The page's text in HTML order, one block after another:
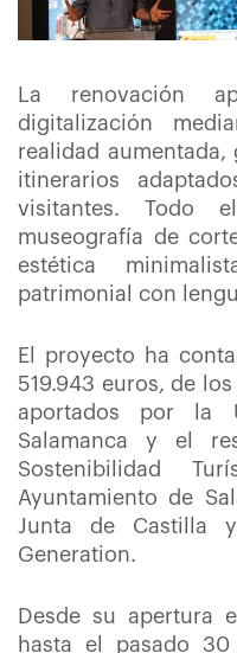
La renovación
digitalización
realidad
itinerarios
visitantes. Todo
museografía de
estética
patrimonial con
El proyecto ha
519.943 euros, de
aportados por la
Salamanca y el
Sostenibilidad
Ayuntamiento de
Junta de Castilla
Generation.
Desde su apertura
hasta el pasado